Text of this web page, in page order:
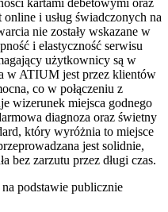
kartami debetowymi oraz
i usług świadczonych na
nie zostały wskazane w
i elastyczność serwisu
użytkownicy są w
w ATIUM jest przez klientów
co w połączeniu z
wizerunek miejsca godnego
diagnoza oraz świetny
który wyróżnia to miejsce
jest solidnie,
bez zarzutu przez długi czas.
podstawie publicznie